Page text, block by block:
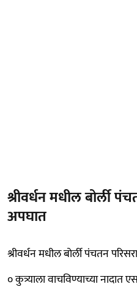
श्रीवर्धन मधील बोर्ली
अपघात
श्रीवर्धन मधील बोर्ली पंचतन
० कुत्र्याला वाचविण्याच्या नादात